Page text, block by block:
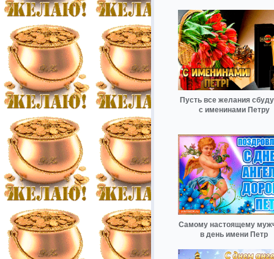
Пусть все желания
с именинами Петру
Самому настоящему
в день имени Петр